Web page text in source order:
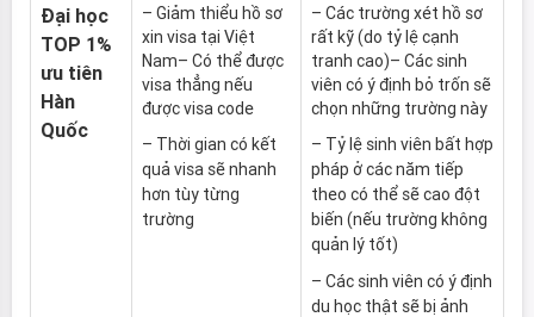
Đại học
TOP 1%
ưu tiên
Hàn
Quốc
– Giảm thiểu hồ sơ
xin visa tại Việt
Nam– Có thể được
visa thẳng nếu
được visa code
– Thời gian có kết
quả visa sẽ nhanh
hơn tùy từng
trường
– Các trường xét hồ sơ
rất kỹ (do tỷ lệ cạnh
tranh cao)– Các sinh
viên có ý định bỏ trốn sẽ
chọn những trường này
– Tỷ lệ sinh viên bất hợp
pháp ở các năm tiếp
theo có thể sẽ cao đột
biến (nếu trường không
quản lý tốt)
– Các sinh viên có ý định
du học thật sẽ bị ảnh